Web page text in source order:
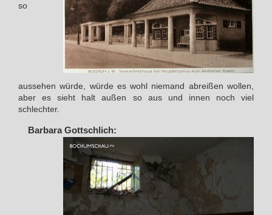
so
aussehen würde, würde es wohl niemand abreißen wollen,
aber es sieht halt außen so aus und innen noch viel
schlechter.
Barbara Gottschlich: